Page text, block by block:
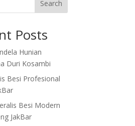
Search
Posts
Hunian
Duri Kosambi
Besi Profesional
Besi Modern
JakBar